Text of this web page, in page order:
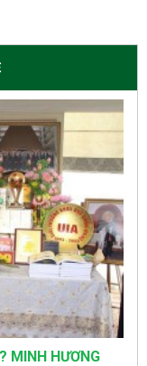
MINH HƯƠNG